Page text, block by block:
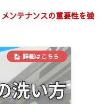
メンテナンスの重要性を強